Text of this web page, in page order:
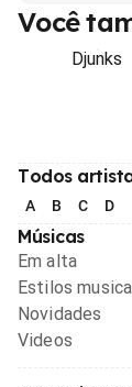
Você
Djunks
Todos
A B C D
Músicas
Em alta
Estilos
Novidades
Videos